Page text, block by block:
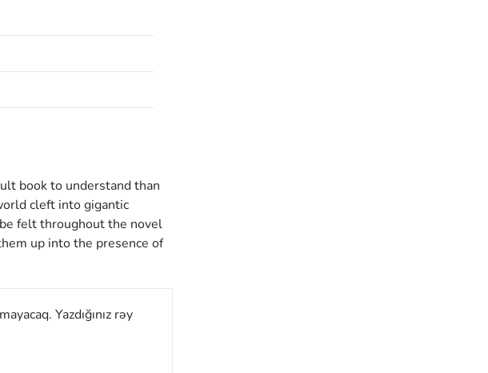
book to understand than
cleft into gigantic
felt throughout the novel
up into the presence of
Yazdığınız rəy